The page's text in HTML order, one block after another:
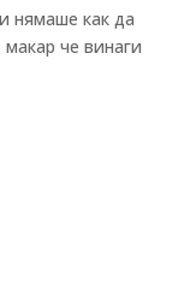
нямаше как да
че винаги